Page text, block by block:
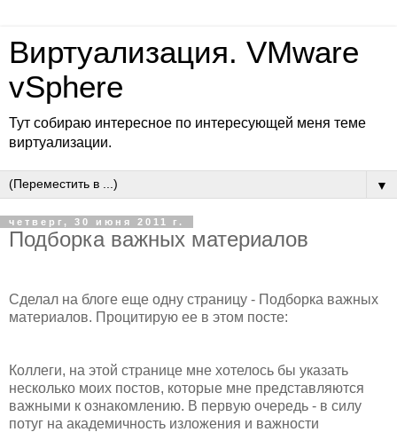
Виртуализация. VMware
vSphere
Тут собираю интересное по интересующей меня теме
виртуализации.
▼
четверг, 30 июня 2011 г.
Подборка важных материалов
Сделал на блоге еще одну страницу - Подборка важных
материалов. Процитирую ее в этом посте:
Коллеги, на этой странице мне хотелось бы указать
несколько моих постов, которые мне представляются
важными к ознакомлению. В первую очередь - в силу
потуг на академичность изложения и важности